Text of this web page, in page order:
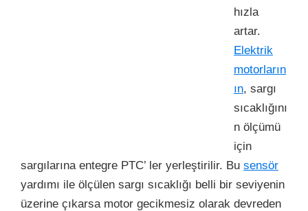
hızla
artar.
Elektrik
motorların
ın, sargı
sıcaklığını
n ölçümü
için
sargılarına entegre PTC’ ler yerleştirilir. Bu sensör
yardımı ile ölçülen sargı sıcaklığı belli bir seviyenin
üzerine çıkarsa motor gecikmesiz olarak devreden